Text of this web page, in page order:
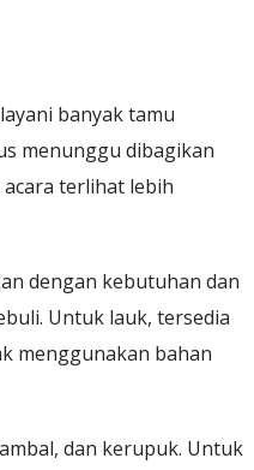
banyak tamu
menunggu dibagikan
terlihat lebih
dengan kebutuhan dan
Untuk lauk, tersedia
menggunakan bahan
dan kerupuk. Untuk